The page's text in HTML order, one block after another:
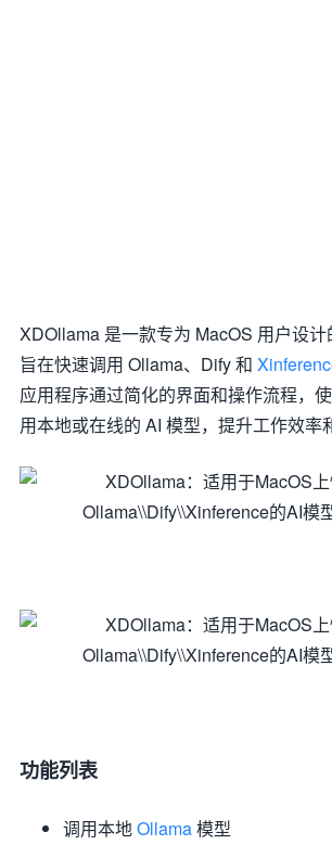
XDOllama 是一款专为 MacOS 用户设计
旨在快速调用 Ollama、Dify 和
应用程序通过简化的界面和操作流程，
用本地或在线的 AI 模型，提升工作效率
功能列表
调用本地Ollama模型